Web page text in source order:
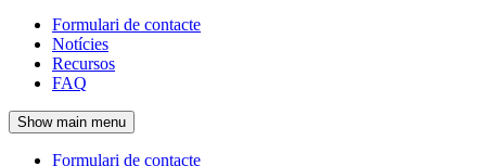
Navegació
principal
de
l'encapçalament
Formulari de contacte
Notícies
Recursos
FAQ
Show main menu
Formulari de contacte